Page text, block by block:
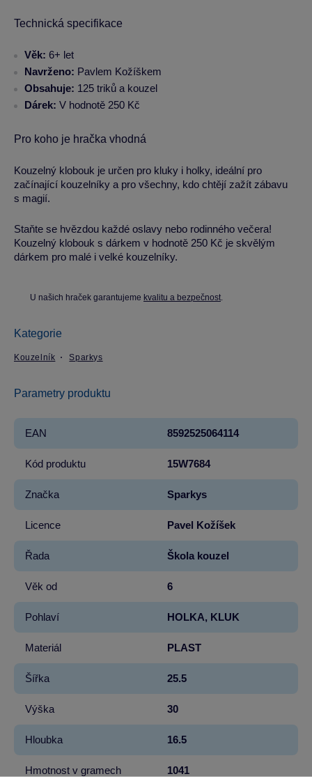
Technická specifikace
Věk: 6+ let
Navrženo: Pavlem Kožíškem
Obsahuje: 125 triků a kouzel
Dárek: V hodnotě 250 Kč
Pro koho je hračka vhodná
Kouzelný klobouk je určen pro kluky i holky, ideální pro
začínající kouzelníky a pro všechny, kdo chtějí zažít zábavu
s magií.
Staňte se hvězdou každé oslavy nebo rodinného večera!
Kouzelný klobouk s dárkem v hodnotě 250 Kč je skvělým
dárkem pro malé i velké kouzelníky.
U našich hraček garantujeme kvalitu a bezpečnost.
Kategorie
Kouzelník Sparkys
Parametry produktu
EAN 8592525064114
Kód produktu 15W7684
Značka Sparkys
Licence Pavel Kožíšek
Řada Škola kouzel
Věk od 6
Pohlaví HOLKA, KLUK
Materiál PLAST
Šířka 25.5
Výška 30
Hloubka 16.5
Hmotnost v gramech 1041